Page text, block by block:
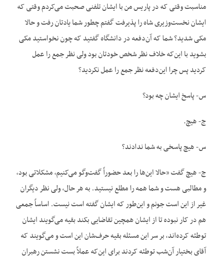
مناسبت وقتی که در پاریس من با ایشان تلفنی صحبت می‌کردم وقتی که
ایشان نخست‌وزیری شاه را پذیرفت گفتم چطور شما یادتان رفت و حالا
مکی شدید؟ شما که آن‌دفعه در دانشگاه گفتید که چون نخواستید مکی
بشوید با این‌که خلاف نظر شخص خودتان بود ولی نظر جمع را عمل
کردید پس چرا این‌دفعه نظر جمع را عمل نکردید؟
س- پاسخ ایشان چه بود؟
ج- هیچ.
س- هیچ پاسخی به شما ندادند؟
ج- هیچ گفت «حالا این‌ها را بعد حضوراً گفت‌وگو می‌کنیم، مشکلاتی بود،
و مطالبی هست و شما همه را مطلع نیستید. به هر حال، ولی نظر دیگران
غیر از این است جونم و این‌طور که ایشان گفته است نیست. اساساً جمعی
هم در کار نبوده تا از ایشان همچین تقاضایی بکند بقیه می‌گویند ایشان
توطئه کرده‌اند، بر سر این مسئله بقیه حرف‌شان این است و می‌گویند که
آقای بختیار آن‌شب توطئه کردند برای این‌که عملاً بست نشستن رهبران